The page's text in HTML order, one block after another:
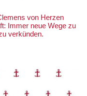
von Herzen
Immer neue Wege zu
verkünden.